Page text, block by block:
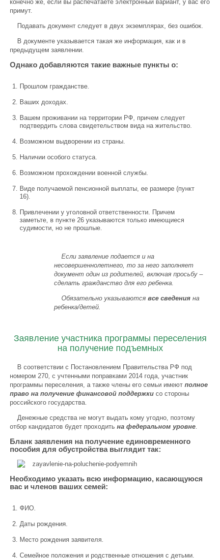
конечно же, если вы распечатаете электронный вариант, у вас его
примут.
Подавать документ следует в двух экземплярах, без ошибок.
В документе указывается такая же информация, как и в
предыдущем заявлении.
Однако добавляются такие важные пункты о:
Прошлом гражданстве.
Ваших доходах.
Вашем проживании на территории РФ, причем следует
подтвердить слова свидетельством вида на жительство.
Возможном выдворении из страны.
Наличии особого статуса.
Возможном прохождении военной службы.
Виде получаемой пенсионной выплаты, ее размере (пункт
16).
Привлечении у уголовной ответственности. Причем
заметьте, в пункте 26 указываются только имеющиеся
судимости, но не прошлые.
Если заявление подается и на
несовершеннолетнего, то за него заполняет
документ один из родителей, включая просьбу –
сделать гражданство для его ребенка.
Обязательно указываются все сведения на
ребенка/детей.
Заявление участника программы переселения
на получение подъемных
В соответствии с Постановлением Правительства РФ под
номером 270, с учтенными поправками 2014 года, участник
программы переселения, а также члены его семьи имеют полное
право на получение финансовой поддержки со стороны
российского государства.
Денежные средства не могут выдать кому угодно, поэтому
отбор кандидатов будет проходить на федеральном уровне.
Бланк заявления на получение единовременного
пособия для обустройства выглядит так:
Необходимо указать всю информацию, касающуюся
вас и членов ваших семей:
ФИО.
Даты рождения.
Место рождения заявителя.
Семейное положения и родственные отношения с детьми.